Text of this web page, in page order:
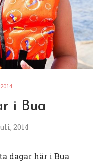
i Bua
2014
dagar här i Bua